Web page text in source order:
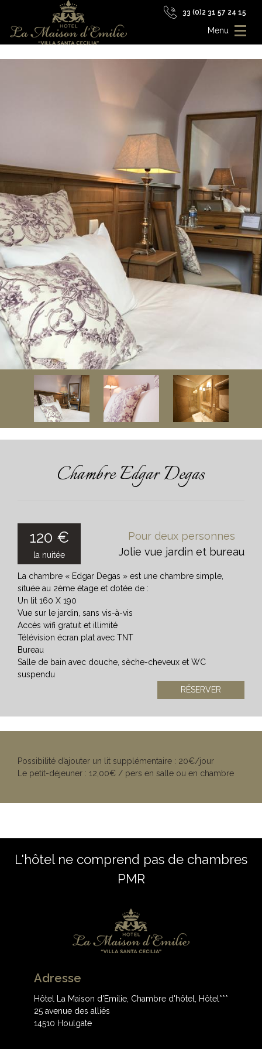
33 (0)2 31 57 24 15
Menu
Chambre Edgar Degas
120 €
la nuitée
Pour deux personnes
Jolie vue jardin et bureau
La chambre « Edgar Degas » est une chambre simple,
située au 2ème étage et dotée de :
Un lit 160 X 190
Vue sur le jardin, sans vis-à-vis
Accès wifi gratuit et illimité
Télévision écran plat avec TNT
Bureau
Salle de bain avec douche, sèche-cheveux et WC
suspendu
RÉSERVER
Possibilité d’ajouter un lit supplémentaire : 20€/jour
Le petit-déjeuner : 12,00€ / pers en salle ou en chambre
L'hôtel ne comprend pas de chambres
PMR
Adresse
Hôtel La Maison d'Emilie, Chambre d'hôtel, Hôtel***
25 avenue des alliés
14510 Houlgate